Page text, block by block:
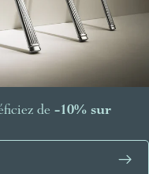
de -10% sur